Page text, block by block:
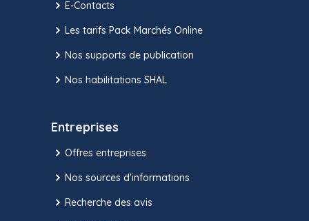
E-Contacts
Les tarifs Pack Marchés Online
Nos supports de publication
Nos habilitations SHAL
Entreprises
Offres entreprises
Nos sources d'informations
Recherche des avis